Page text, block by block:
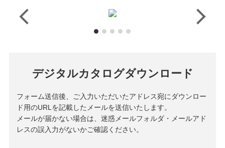
デジタルカタログダウンロード
フォーム送信後、ご入力いただいたアドレス宛にダウンロー
ド用のURLを記載したメールを送信いたします。
メールが届かない場合は、迷惑メールフォルダ・メールアド
レスの誤入力がないかご確認ください。